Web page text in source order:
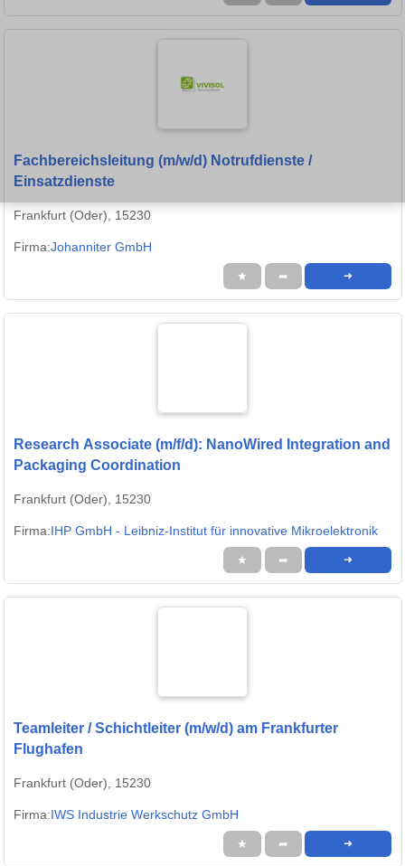
Fachbereichsleitung (m/w/d) Notrufdienste /
Einsatzdienste
Frankfurt (Oder), 15230
Firma:Johanniter GmbH
★ ➦ ➜
Research Associate (m/f/d): NanoWired Integration and
Packaging Coordination
Frankfurt (Oder), 15230
Firma:IHP GmbH - Leibniz-Institut für innovative Mikroelektronik
★ ➦ ➜
Teamleiter / Schichtleiter (m/w/d) am Frankfurter
Flughafen
Frankfurt (Oder), 15230
Firma:IWS Industrie Werkschutz GmbH
★ ➦ ➜